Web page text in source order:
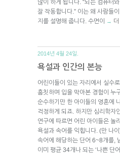
많이 하게 됩니다. “뇌는 컴퓨터
잘 작동합니다.” 이는 왜 사람들
지를 설명해 줍니다. 수면이
→ 더
2014년 4월 24일.
욕설과 인간의 본능
어린이들이 있는 자리에서 실수
흠칫하며 입을 막아본 경험이 누
순수하기만 한 아이들의 영혼에
걱정하게 되죠. 하지만 심리학자
연구에 따르면 어린 아이들은 놀
욕설과 속어를 익힙니다. (만 나
속어에 해당하는 단어 6~8개를,
이미 평균 34개나 되는 ‘나쁜 단